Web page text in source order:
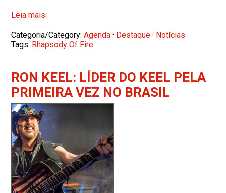
Leia mais
Categoria/Category:Agenda · Destaque · Notícias
Tags: Rhapsody Of Fire
RON KEEL: LÍDER DO KEEL PELA
PRIMEIRA VEZ NO BRASIL